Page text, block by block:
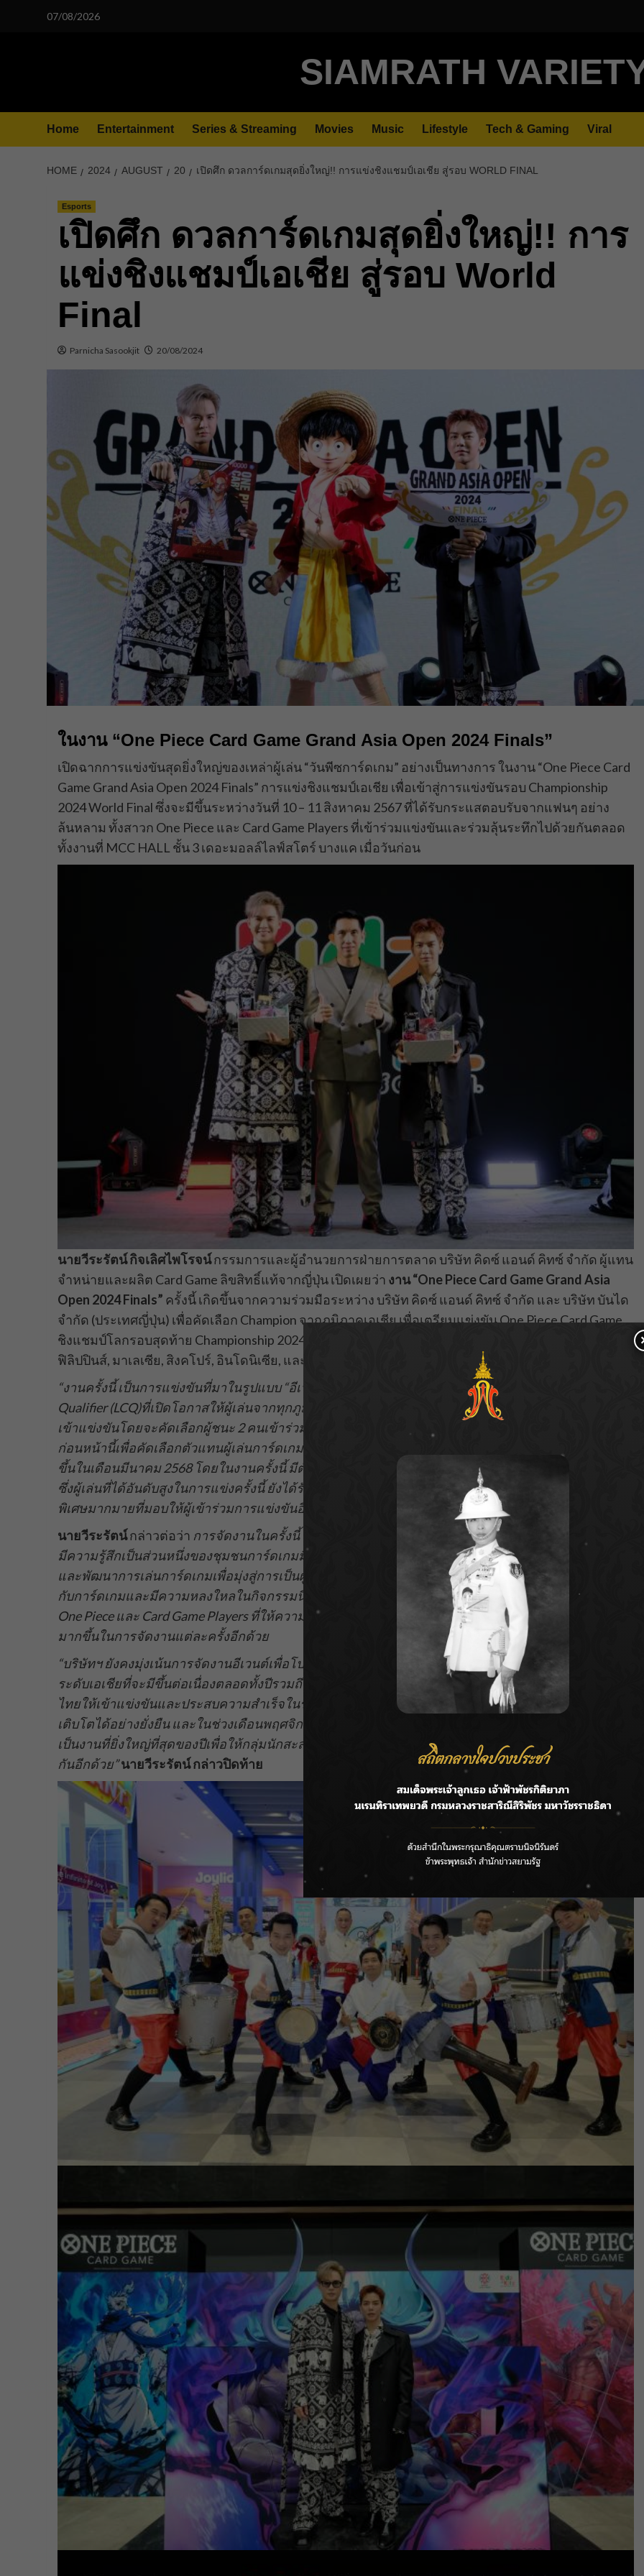
07/08/2026
SIAMRATH
Home Entertainment Series & Streaming Movies Music Lifestyle Tech & Gaming Viral
HOME 2024 AUGUST 20 เปิดศึก ดวลการ์ดเกมสุดยิ่งใหญ่!! การแข่งชิงแชมป์เอเชีย สู่รอบ WORLD FINAL
Esports
เปิดศึก ดวลการ์ดเกมสุดยิ่งใหญ่!! การ
แข่งชิงแชมป์เอเชีย สู่รอบ World
Final
Parnicha Sasookjit 20/08/2024
ในงาน “One Piece Card Game Grand Asia Open 2024 Finals”
เปิดฉากการแข่งขันสุดยิ่งใหญ่ของเหล่าผู้เล่น “วันพีซการ์ดเกม” อย่างเป็นทางการ ในงาน “One Piece Card
Game Grand Asia Open 2024 Finals” การแข่งชิงแชมป์เอเชีย เพื่อเข้าสู่การแข่งขันรอบ Championship
2024 World Final ซึ่งจะมีขึ้นระหว่างวันที่ 10 – 11 สิงหาคม 2567 ที่ได้รับกระแสตอบรับจากแฟนๆ อย่าง
ล้นหลาม ทั้งสาวก One Piece และ Card Game Players ที่เข้าร่วมแข่งขันและร่วมลุ้นระทึกไปด้วยกันตลอด
ทั้งงานที่ MCC HALL ชั้น 3 เดอะมอลล์ไลฟ์สโตร์ บางแค เมื่อวันก่อน
นายวีระรัตน์ กิจเลิศไพโรจน์กรรมการและผู้อำนวยการฝ่ายการตลาด บริษัท คิดซ์ แอนด์ คิทซ์ จำกัด ผู้แทน
จำหน่ายและผลิต Card Game ลิขสิทธิ์แท้จากญี่ปุ่น เปิดเผยว่า งาน “One Piece Card Game Grand Asia
Open 2024 Finals” ครั้งนี้ เกิดขึ้นจากความร่วมมือระหว่าง บริษัท คิดซ์ แอนด์ คิทซ์ จำกัด และ บริษัท บันได
จำกัด (ประเทศญี่ปุ่น) เพื่อคัดเลือก Champion จากภูมิภาคเอเชีย เพื่อเตรียมแข่งขัน One Piece Card Game
ชิงแชมป์โลกรอบสุดท้าย Championship 2024 World Final ซึ่งมีตัวแทนจากทวีปเอเชีย อาทิ ไต้หวัน, ไทย,
ฟิลิปปินส์, มาเลเซีย, สิงคโปร์, อินโดนิเซีย, และฮ่องกง เข้าร่วมด้วย
“งานครั้งนี้ เป็นการแข่งขันที่มาในรูปแบบ “อีเวนต์” รวม 2 วัน โดยวันแรก จะเป็นการแข่งรอบ Last Chance
Qualifier (LCQ)ที่เปิดโอกาสให้ผู้เล่นจากทุกภูมิภาคที่เคยตกรอบหรือพลาดโอกาสในการแข่งขันรอบก่อน
เข้าแข่งขันโดยจะคัดเลือกผู้ชนะ 2 คนเข้าร่วมแข่งขันต่อในงานวันที่ 2 กับผู้เล่นที่ได้รับคัดเลือกเข้ารอบมา
ก่อนหน้านี้เพื่อคัดเลือกตัวแทนผู้เล่นการ์ดเกมที่เข้าแข่งขันชิงแชมป์ระดับโลกที่ประเทศญี่ปุ่นที่มีกำหนดจัด
ขึ้นในเดือนมีนาคม 2568 โดยในงานครั้งนี้ มีตัวแทนจากประเทศต่างๆในเอเชียเข้าร่วมการแข่งขันครั้งนี้
ซึ่งผู้เล่นที่ได้อันดับสูงในการแข่งครั้งนี้ ยังได้รับการ์ดลิมิตเต็ดจาก One Piece Card Game และของรางวัล
พิเศษมากมายที่มอบให้ผู้เข้าร่วมการแข่งขันอีกด้วย”
นายวีระรัตน์กล่าวต่อว่า การจัดงานในครั้งนี้ ถือเป็นการช่วยสร้างประสบการณ์ที่ดีให้กับผู้เล่นการ์ดเกม ให้
มีความรู้สึกเป็นส่วนหนึ่งของชุมชนการ์ดเกมมีช่องทางในการพบปะสื่อสารระหว่างกัน ซึ่งจะช่วยต่อยอด
และพัฒนาการเล่นการ์ดเกมเพื่อมุ่งสู่การเป็นผู้เล่นมืออาชีพได้เป็นอย่างดีโดยเฉพาะในกลุ่มคนที่เติบโตมา
กับการ์ดเกมและมีความหลงใหลในกิจกรรมนี้ ที่มีจำนวนเพิ่มขึ้นอย่างต่อเนื่อง สังเกตได้จากเหล่าแฟนๆ
One Piece และ Card Game Players ที่ให้ความสนใจเข้าร่วมชมงานกันอย่างล้นหลามและมีจำนวนที่เพิ่ม
มากขึ้นในการจัดงานแต่ละครั้งอีกด้วย
“บริษัทฯ ยังคงมุ่งเน้นการจัดงานอีเวนต์เพื่อโปรโมทและการแข่งขันการ์ดเกม ทั้งในระดับประเทศ และ
ระดับเอเชียที่จะมีขึ้นต่อเนื่องตลอดทั้งปีรวมถึงการเปิดตัวการ์ดเกมใหม่ๆและการส่งเสริมนักกีฬาการ์ดเกม
ไทยให้เข้าแข่งขันและประสบความสำเร็จในระดับโลกซึ่งจะช่วยให้วงการการ์ดเกมได้รับความนิยมและ
เติบโตได้อย่างยั่งยืน และในช่วงเดือนพฤศจิกายนนี้ บริษัทฯ ยังมีแผนจะจัดงาน Bandai Cardgame Fest ซึ่ง
เป็นงานที่ยิ่งใหญ่ที่สุดของปีเพื่อให้กลุ่มนักสะสมและนักเล่นการ์ดได้มาร่วมสนุกและสร้างประสบการณ์ร่วม
กันอีกด้วย” นายวีระรัตน์ กล่าวปิดท้าย